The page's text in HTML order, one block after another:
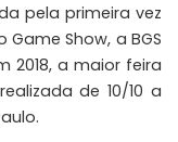
pela primeira vez
Show, a BGS
2018, a maior feira
de 10/10 a